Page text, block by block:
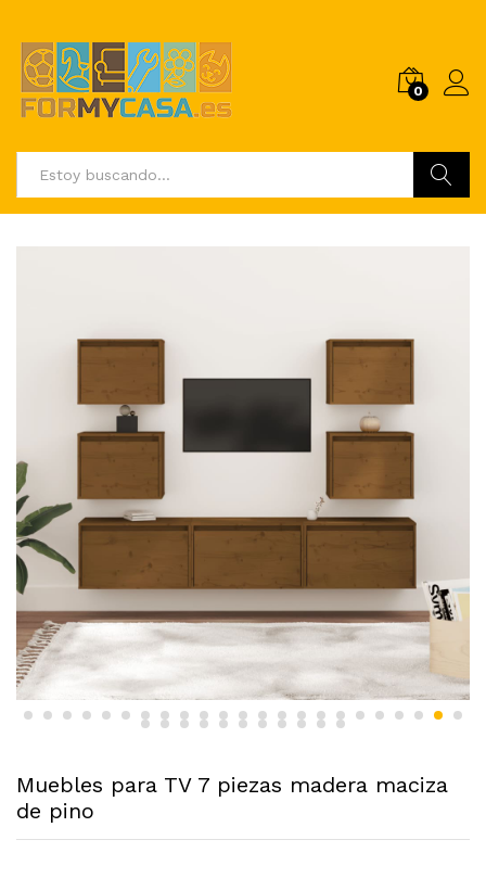
0
Muebles para TV 7 piezas madera maciza
de pino